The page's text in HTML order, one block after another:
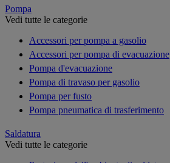
Pompa
Vedi tutte le categorie
Accessori per pompa a gasolio
Accessori per pompa di evacuazione
Pompa d'evacuazione
Pompa di travaso per gasolio
Pompa per fusto
Pompa pneumatica di trasferimento
Saldatura
Vedi tutte le categorie